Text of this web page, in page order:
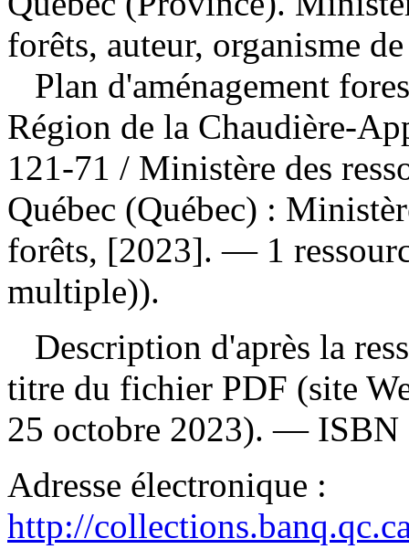
forêts, auteur, organisme
Plan d'aménagement
Région de la Chaudière-
121-71 / Ministère des
Québec (Québec) :
forêts, [2023]. — 1
multiple)).
Description d'après la
titre du fichier PDF (site
25 octobre 2023). — ISBN
Adresse électronique :
http://